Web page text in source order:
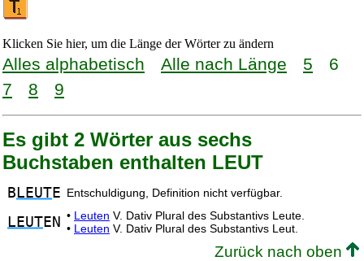
Klicken Sie hier, um die Länge der Wörter zu ändern
Alles alphabetisch Alle nach Länge 5
6
7
8 9
Es gibt 2 Wörter aus sechs
Buchstaben enthalten LEUT
B LEUTE Entschuldigung, Definition nicht verfügbar.
LEUTEN • Leuten V. Dativ Plural des Substantivs Leute.
• Leuten V. Dativ Plural des Substantivs Leut.
Zurück nach oben